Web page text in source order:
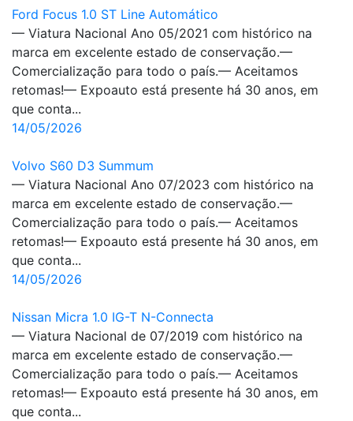
Ford Focus 1.0 ST Line Automático
— Viatura Nacional Ano 05/2021 com histórico na
marca em excelente estado de conservação.—
Comercialização para todo o país.— Aceitamos
retomas!— Expoauto está presente há 30 anos, em
que conta...
14/05/2026
Volvo S60 D3 Summum
— Viatura Nacional Ano 07/2023 com histórico na
marca em excelente estado de conservação.—
Comercialização para todo o país.— Aceitamos
retomas!— Expoauto está presente há 30 anos, em
que conta...
14/05/2026
Nissan Micra 1.0 IG-T N-Connecta
— Viatura Nacional de 07/2019 com histórico na
marca em excelente estado de conservação.—
Comercialização para todo o país.— Aceitamos
retomas!— Expoauto está presente há 30 anos, em
que conta...